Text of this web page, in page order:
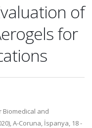
of
for
and
A-Coruna, İspanya, 18 -